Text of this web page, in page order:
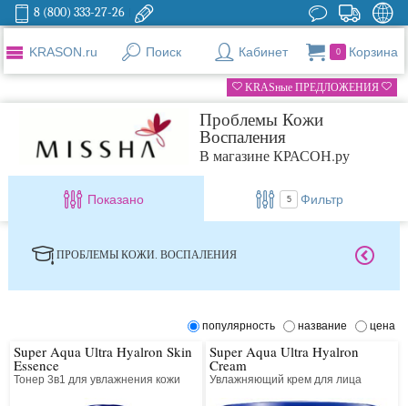
8 (800) 333-27-26
KRASON.ru Поиск Кабинет 0 Корзина
KRASные ПРЕДЛОЖЕНИЯ
Проблемы Кожи
Воспаления
В магазине КРАСОН.ру
Показано 5 Фильтр
ПРОБЛЕМЫ КОЖИ. ВОСПАЛЕНИЯ
популярность название цена
Super Aqua Ultra Hyalron Skin
Essence
Тонер 3в1 для увлажнения кожи
Super Aqua Ultra Hyalron
Cream
Увлажняющий крем для лица